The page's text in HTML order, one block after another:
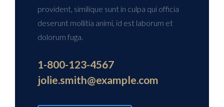
provident, similique sunt in culpa qui officia
deserunt mollitia animi, id est laborum et
dolorum fuga.
1-800-123-4567
jolie.smith@example.com